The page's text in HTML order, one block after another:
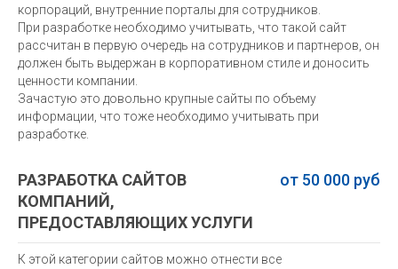
корпораций, внутренние порталы для сотрудников.
При разработке необходимо учитывать, что такой сайт
рассчитан в первую очередь на сотрудников и партнеров, он
должен быть выдержан в корпоративном стиле и доносить
ценности компании.
Зачастую это довольно крупные сайты по объему
информации, что тоже необходимо учитывать при
разработке.
РАЗРАБОТКА САЙТОВ
КОМПАНИЙ,
ПРЕДОСТАВЛЯЮЩИХ УСЛУГИ
от 50 000 руб
К этой категории сайтов можно отнести все